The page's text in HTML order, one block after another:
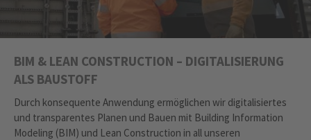
BIM & LEAN CONSTRUCTION – DIGITALISIERUNG
ALS BAUSTOFF
Durch konsequente Anwendung ermöglichen wir digitalisiertes
und transparentes Planen und Bauen mit Building Information
Modeling (BIM) und Lean Construction in all unseren